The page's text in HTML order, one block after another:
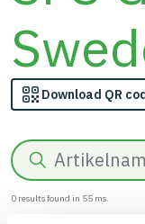
Download QR
Search
0 results found in 55 ms.